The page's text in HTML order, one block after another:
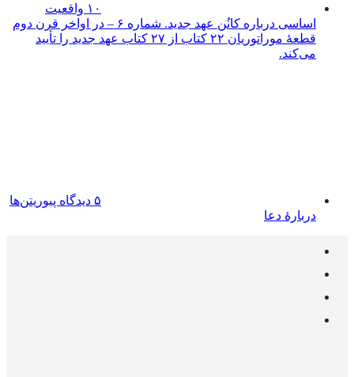
۱۰ واقعیت
اساسی درباره کانُن عهد جدید. شماره ۶ – در اواخر قرن دوم
قطعۀ موراتوریان ۲۲ کتاب از ۲۷ کتاب عهد جدید را تأیید
می‌کند.
۵ دیدگاه پیوریتن‌ها
دربارۀ دعا